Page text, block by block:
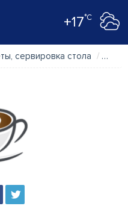
+17°C
сервировка стола